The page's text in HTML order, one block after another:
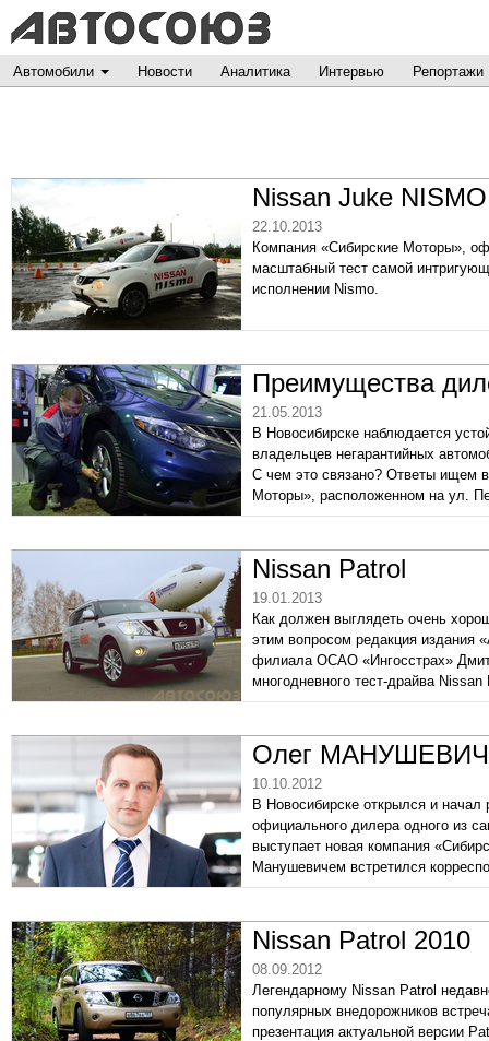
Автомобили Новости Аналитика Интервью Репортажи
Nissan Juke NISMO
22.10.2013
Компания «Сибирские Моторы»,
масштабный тест самой
исполнении Nismo.
Преимущества
21.05.2013
В Новосибирске наблюдается
владельцев негарантийных
С чем это связано? Ответы ищем
Моторы», расположенном на ул.
Nissan Patrol
19.01.2013
Как должен выглядеть очень
этим вопросом редакция издания
филиала ОСАО «Ингосстрах»
многодневного тест-драйва Nissan
Олег
10.10.2012
В Новосибирске открылся и начал
официального дилера одного из
выступает новая компания
Манушевичем встретился
Nissan Patrol 2010
08.09.2012
Легендарному Nissan Patrol
популярных внедорожников
презентация актуальной версии